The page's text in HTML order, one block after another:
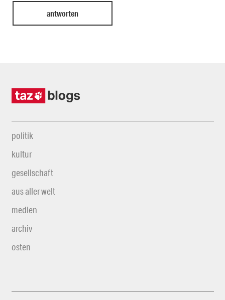
politik
kultur
gesellschaft
aus aller welt
medien
archiv
osten